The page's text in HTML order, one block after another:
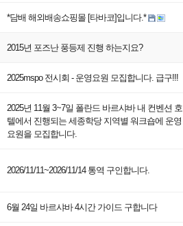
*담배 해외배송쇼핑몰 [타바코]입니다.*
2015년 포즈난 풍등제 진행 하는지요?
2025mspo 전시회 - 운영요원 모집합니다. 급구!!!
2025년 11월 3~7일 폴란드 바르샤바 내 컨벤션 호
텔에서 진행되는 세종학당 지역별 워크숍에 운영
요원을 모집합니다.
2026/11/11~2026/11/14 통역 구인합니다.
6월 24일 바르샤바 4시간 가이드 구합니다